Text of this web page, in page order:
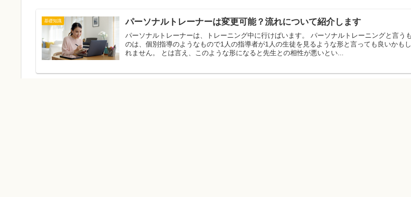
基礎知識 パーソナルトレーナーは変更可能？流れについて紹介します
パーソナルトレーナーは、トレーニング中に行けばいます。 パーソナルトレーニングと言うも
のは、個別指導のようなもので1人の指導者が1人の生徒を見るような形と言っても良いかもし
れません。 とは言え、このような形になると先生との相性が悪いとい...